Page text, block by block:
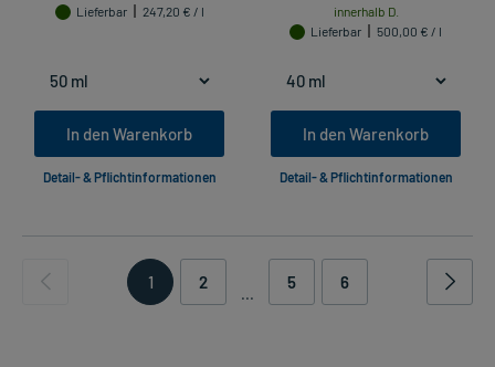
Lieferbar
247,20 € / l
In den Warenkorb
Detail- & Pflichtinformationen
innerhalb D.
Lieferbar
500,00 € / l
In den Warenkorb
Detail- & Pflichtinformationen
1 2
...
5 6